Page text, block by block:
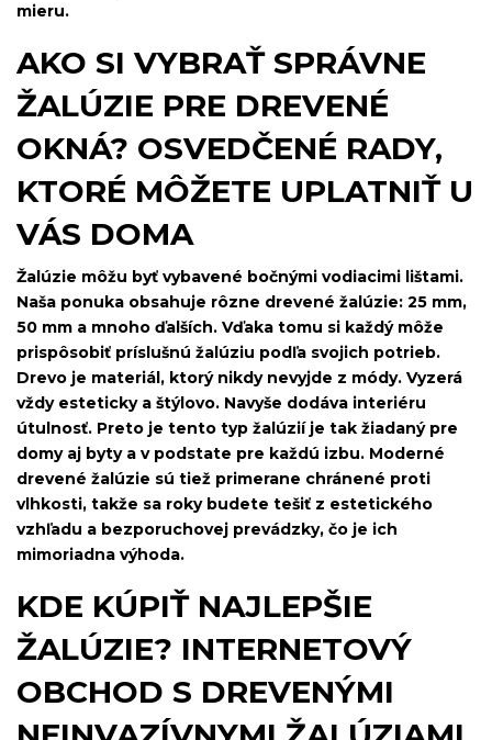
mieru.
AKO SI VYBRAŤ SPRÁVNE
ŽALÚZIE PRE DREVENÉ
OKNÁ? OSVEDČENÉ RADY,
KTORÉ MÔŽETE UPLATNIŤ U
VÁS DOMA
Žalúzie môžu byť vybavené bočnými vodiacimi lištami.
Naša ponuka obsahuje rôzne drevené žalúzie: 25 mm,
50 mm a mnoho ďalších. Vďaka tomu si každý môže
prispôsobiť príslušnú žalúziu podľa svojich potrieb.
Drevo je materiál, ktorý nikdy nevyjde z módy. Vyzerá
vždy esteticky a štýlovo. Navyše dodáva interiéru
útulnosť. Preto je tento typ žalúzií je tak žiadaný pre
domy aj byty a v podstate pre každú izbu. Moderné
drevené žalúzie sú tiež primerane chránené proti
vlhkosti, takže sa roky budete tešiť z estetického
vzhľadu a bezporuchovej prevádzky, čo je ich
mimoriadna výhoda.
KDE KÚPIŤ NAJLEPŠIE
ŽALÚZIE? INTERNETOVÝ
OBCHOD S DREVENÝMI